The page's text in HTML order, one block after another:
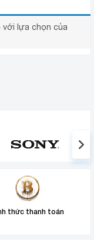
với lựa chọn của
thức thanh toán